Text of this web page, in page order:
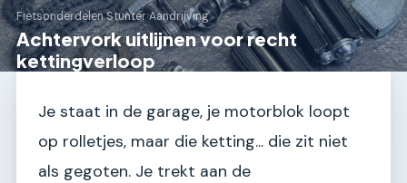
Fietsonderdelen Stunter›Aandrijving
Achtervork uitlijnen voor recht
kettingverloop
Je staat in de garage, je motorblok loopt
op rolletjes, maar die ketting... die zit niet
als gegoten. Je trekt aan de